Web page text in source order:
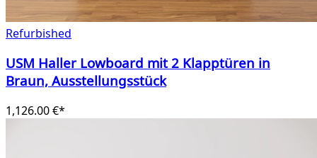
Refurbished
USM Haller Lowboard mit 2 Klapptüren in
Braun, Ausstellungsstück
1,126.00 €*